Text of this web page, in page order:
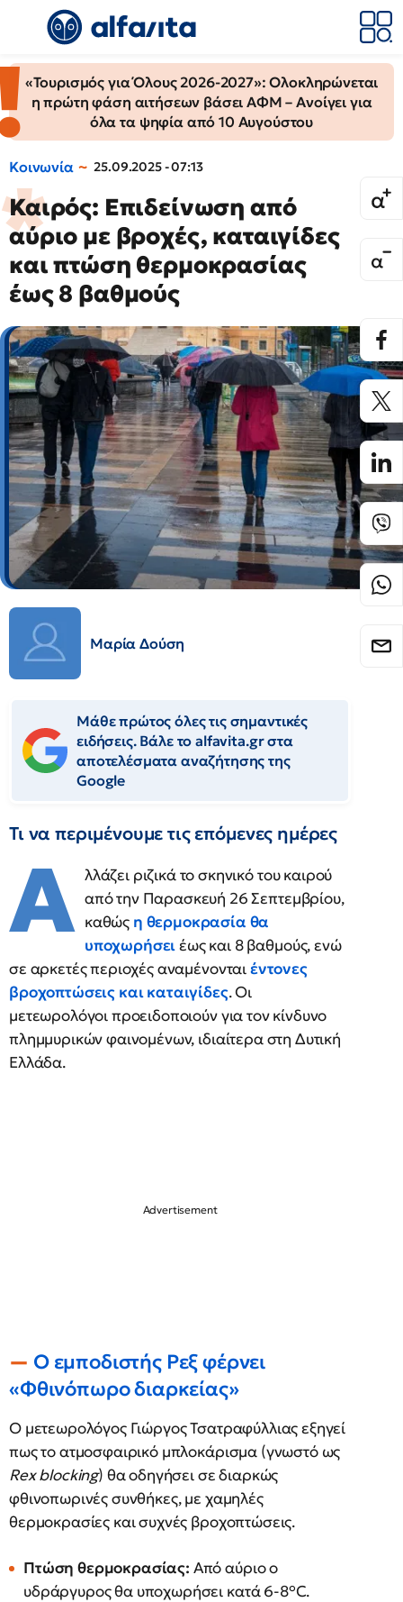
«Τουρισμός για Όλους 2026-2027»: Ολοκληρώνεται
η πρώτη φάση αιτήσεων βάσει ΑΦΜ – Ανοίγει για
όλα τα ψηφία από 10 Αυγούστου
Κοινωνία 25.09.2025 - 07:13
Καιρός: Επιδείνωση από
αύριο με βροχές, καταιγίδες
και πτώση θερμοκρασίας
έως 8 βαθμούς
Μαρία Δούση
Μάθε πρώτος όλες τις σημαντικές
ειδήσεις. Βάλε το alfavita.gr στα
αποτελέσματα αναζήτησης της
Google
Τι να περιμένουμε τις επόμενες ημέρες
Α λλάζει ριζικά το σκηνικό του καιρού
από την Παρασκευή 26 Σεπτεμβρίου,
καθώς η θερμοκρασία θα
υποχωρήσειέως και 8 βαθμούς, ενώ
σε αρκετές περιοχές αναμένονταιέντονες
βροχοπτώσεις και καταιγίδες. Οι
μετεωρολόγοι προειδοποιούν για τον κίνδυνο
πλημμυρικών φαινομένων, ιδιαίτερα στη Δυτική
Ελλάδα.
Ο εμποδιστής Ρεξ φέρνει
«Φθινόπωρο διαρκείας»
Ο μετεωρολόγος Γιώργος Τσατραφύλλιας εξηγεί
πως το ατμοσφαιρικό μπλοκάρισμα (γνωστό ως
Rex blocking) θα οδηγήσει σε διαρκώς
φθινοπωρινές συνθήκες, με χαμηλές
θερμοκρασίες και συχνές βροχοπτώσεις.
Πτώση θερμοκρασίας: Από αύριο ο
υδράργυρος θα υποχωρήσει κατά 6-8°C.